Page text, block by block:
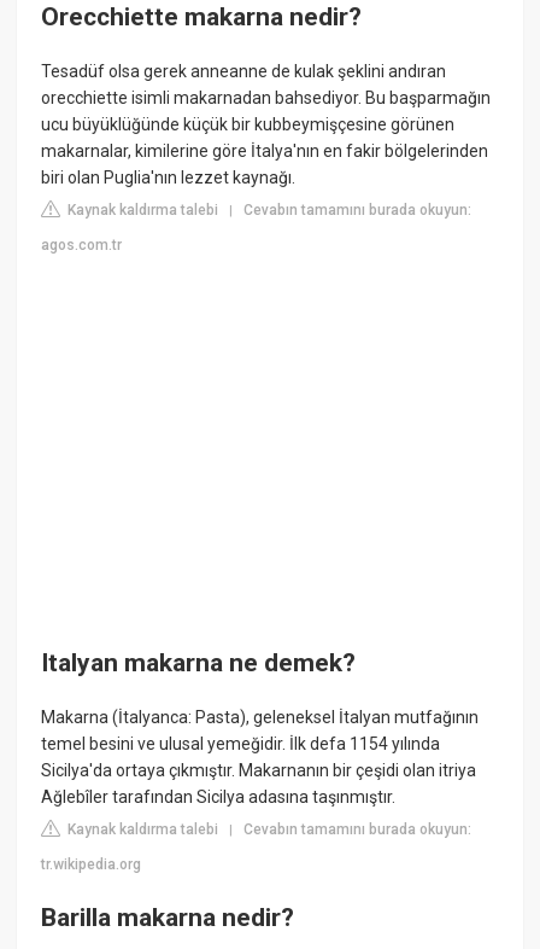
Orecchiette makarna nedir?
Tesadüf olsa gerek anneanne de kulak şeklini andıran
orecchiette isimli makarnadan bahsediyor. Bu başparmağın
ucu büyüklüğünde küçük bir kubbeymişçesine görünen
makarnalar, kimilerine göre İtalya'nın en fakir bölgelerinden
biri olan Puglia'nın lezzet kaynağı.
Kaynak kaldırma talebi |Cevabın tamamını burada okuyun:
agos.com.tr
Italyan makarna ne demek?
Makarna (İtalyanca: Pasta), geleneksel İtalyan mutfağının
temel besini ve ulusal yemeğidir. İlk defa 1154 yılında
Sicilya'da ortaya çıkmıştır. Makarnanın bir çeşidi olan itriya
Ağlebîler tarafından Sicilya adasına taşınmıştır.
Kaynak kaldırma talebi |Cevabın tamamını burada okuyun:
tr.wikipedia.org
Barilla makarna nedir?